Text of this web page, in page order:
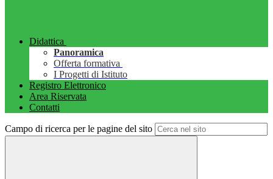
Didattica
Panoramica
Offerta formativa
I Progetti di Istituto
Registro Elettronico
Area Riservata
Contatti
Campo di ricerca per le pagine del sito